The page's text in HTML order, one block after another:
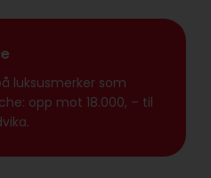
luksusmerker som
opp mot 18.000, – til